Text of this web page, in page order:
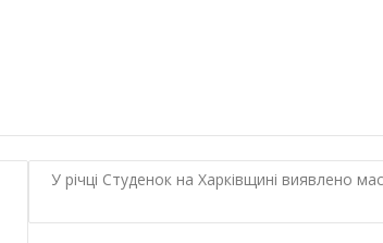
У річці Студенок на Харківщині виявлено